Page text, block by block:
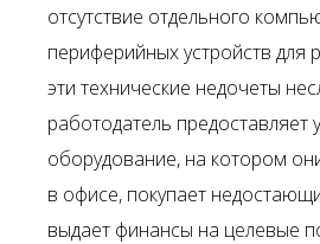
отсутствие отдельного
периферийных устройств для
эти технические недочеты
работодатель предоставляет
оборудование, на котором
в офисе, покупает
выдает финансы на целевые